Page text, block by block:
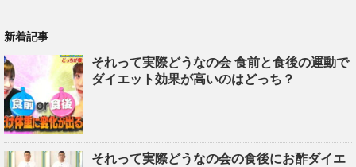
新着記事
それって実際どうなの会 食前と食後の運動で
ダイエット効果が高いのはどっち？
それって実際どうなの会の食後にお酢ダイエ